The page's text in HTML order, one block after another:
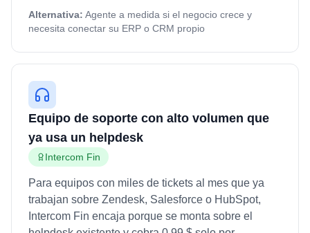
Alternativa: Agente a medida si el negocio crece y
necesita conectar su ERP o CRM propio
Equipo de soporte con alto volumen que
ya usa un helpdesk
Intercom Fin
Para equipos con miles de tickets al mes que ya
trabajan sobre Zendesk, Salesforce o HubSpot,
Intercom Fin encaja porque se monta sobre el